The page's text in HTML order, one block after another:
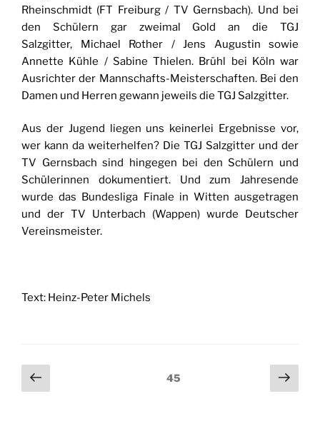
Rheinschmidt (FT Freiburg / TV Gernsbach). Und bei
den Schülern gar zweimal Gold an die TGJ
Salzgitter, Michael Rother / Jens Augustin sowie
Annette Kühle / Sabine Thielen. Brühl bei Köln war
Ausrichter der Mannschafts-Meisterschaften. Bei den
Damen und Herren gewann jeweils die TGJ Salzgitter.
Aus der Jugend liegen uns keinerlei Ergebnisse vor,
wer kann da weiterhelfen? Die TGJ Salzgitter und der
TV Gernsbach sind hingegen bei den Schülern und
Schülerinnen dokumentiert. Und zum Jahresende
wurde das Bundesliga Finale in Witten ausgetragen
und der TV Unterbach (Wappen) wurde Deutscher
Vereinsmeister.
Text: Heinz-Peter Michels
Seitennummerierung
der
Vorherige
Seite
Seite45